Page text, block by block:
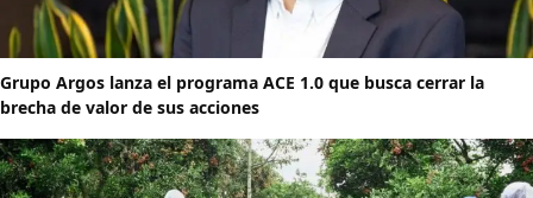
Grupo Argos lanza el programa ACE 1.0 que busca cerrar la
brecha de valor de sus acciones